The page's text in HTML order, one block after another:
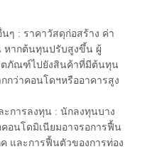
ๆ : ราคาวัสดุก่อสร้าง ค่า
หากต้นทุนปรับสูงขึ้น ผู้
ภัณฑ์ไปยังสินค้าที่มีต้นทุน
กว่าคอนโดฯหรืออาคารสูง
ะการลงทุน : นักลงทุนบาง
อนโดมิเนียมอาจรอการฟื้น
และการฟื้นตัวของการท่อง